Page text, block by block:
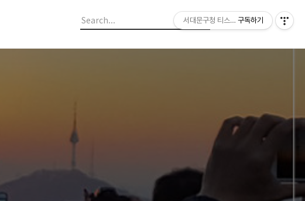
서대문구청 티스토리 블로그
구독하기